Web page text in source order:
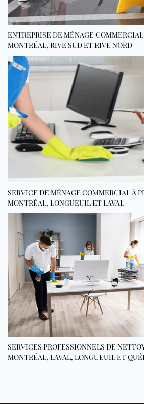
ENTREPRISE DE MÉNAGE
MONTRÉAL, RIVE SUD ET RIVE NORD
SERVICE DE MÉNAGE COMMERCIAL À
MONTRÉAL, LONGUEUIL ET LAVAL
SERVICES PROFESSIONNELS DE
MONTRÉAL, LAVAL, LONGUEUIL ET